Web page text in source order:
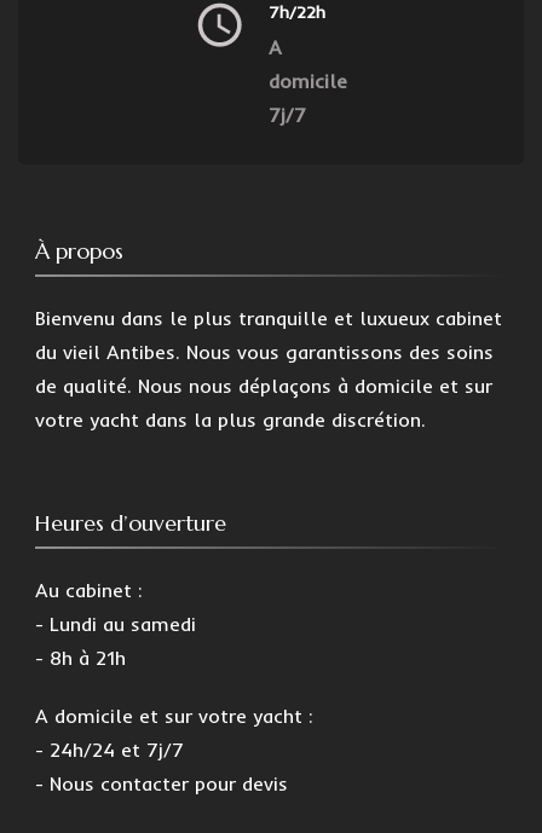
7h/22h
A
domicile
7j/7
À propos
Bienvenu dans le plus tranquille et luxueux cabinet
du vieil Antibes. Nous vous garantissons des soins
de qualité. Nous nous déplaçons à domicile et sur
votre yacht dans la plus grande discrétion.
Heures d’ouverture
Au cabinet :
- Lundi au samedi
- 8h à 21h
A domicile et sur votre yacht :
- 24h/24 et 7j/7
- Nous contacter pour devis